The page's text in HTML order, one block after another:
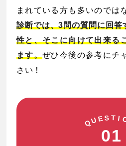
まれている方も多いのでは
診断では、3問の質問に回答
性と、そこに向けて出来る
ます。ぜひ今後の参考にチ
さい！
01
QU ES T I